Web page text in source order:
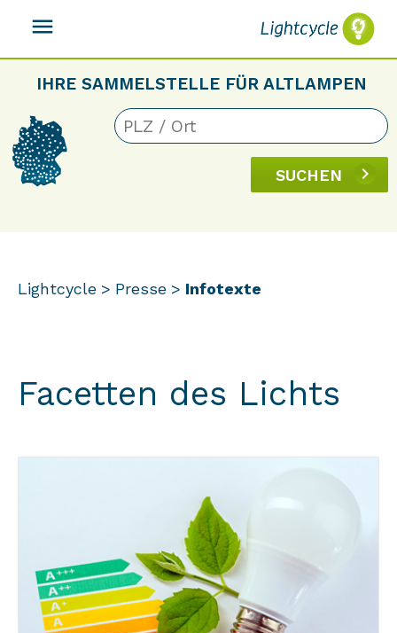
menu
IHRE SAMMELSTELLE FÜR ALTLAMPEN
SUCHEN
Lightcycle Presse Infotexte
Facetten des Lichts